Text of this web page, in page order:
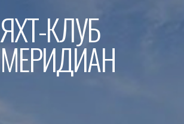
к
содержимому
ЯХТ-КЛУБ
МЕРИДИАН